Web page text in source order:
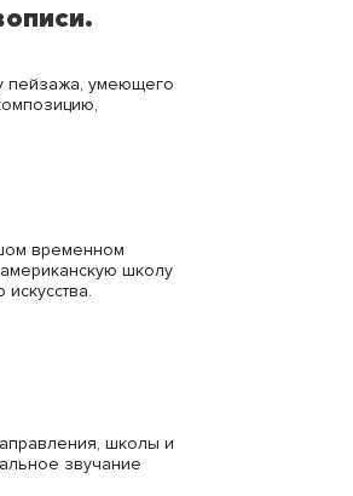
пейзажа, умеющего
временном
школу
школы и
звучание